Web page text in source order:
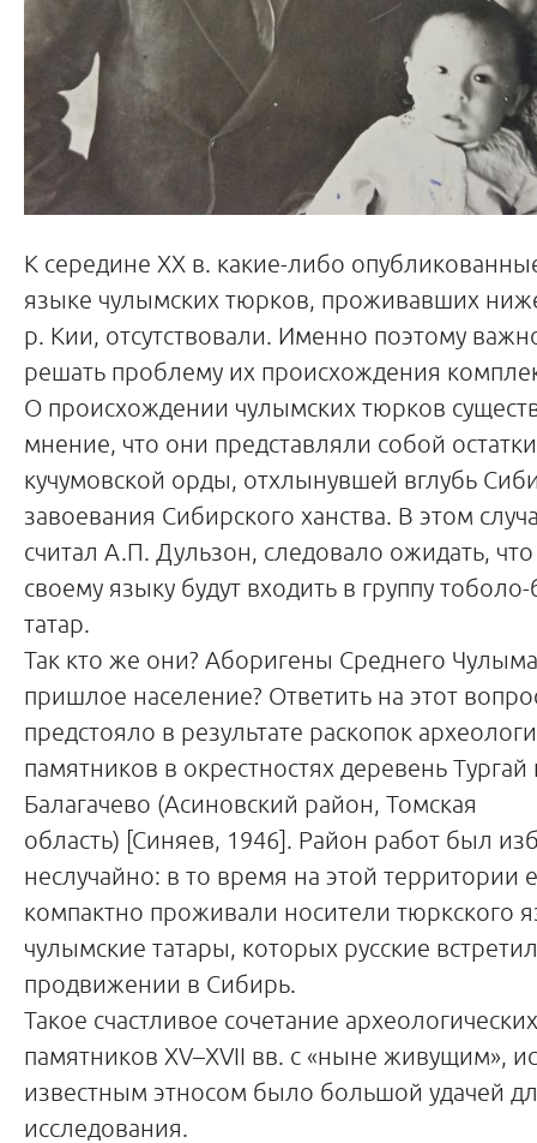
К середине XX в. какие-либо
языке чулымских тюрков, проживавших
р. Кии, отсутствовали. Именно поэтому
решать проблему их происхождения
О происхождении чулымских тюрков
мнение, что они представляли собой остатки
кучумовской орды, отхлынувшей вглубь
завоевания Сибирского ханства. В этом
считал А.П. Дульзон, следовало ожидать,
своему языку будут входить в группу
татар.
Так кто же они? Аборигены Среднего
пришлое население? Ответить на этот
предстояло в результате раскопок
памятников в окрестностях деревень Тургай
Балагачево (Асиновский район, Томская
область) [Синяев, 1946]. Район работ был
неслучайно: в то время на этой территории
компактно проживали носители тюркского
чулымские татары, которых русские
продвижении в Сибирь.
Такое счастливое сочетание археологических
памятников XV–XVII вв. с «ныне живущим»,
известным этносом было большой удачей
исследования.